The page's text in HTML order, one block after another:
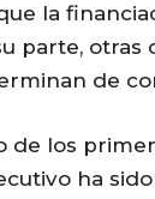
la
parte,
de
de los
ha